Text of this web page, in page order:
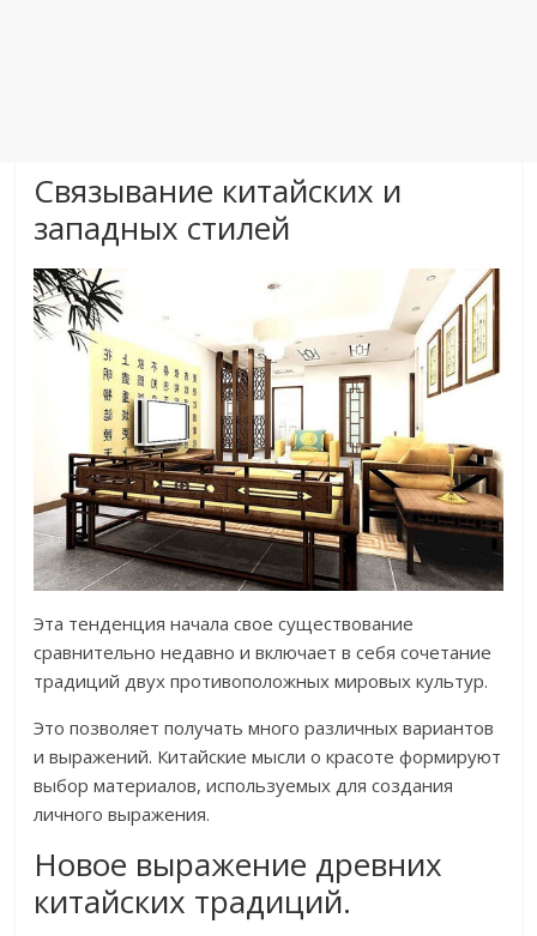
Связывание китайских и
западных стилей
Эта тенденция начала свое существование
сравнительно недавно и включает в себя сочетание
традиций двух противоположных мировых культур.
Это позволяет получать много различных вариантов
и выражений. Китайские мысли о красоте формируют
выбор материалов, используемых для создания
личного выражения.
Новое выражение древних
китайских традиций.